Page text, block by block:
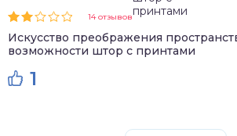
14 отзывов
Искусство преображения
возможности штор с принтами
1